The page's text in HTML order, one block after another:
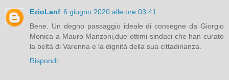
EzioLanf 6 giugno 2020 alle ore 03:41
Bene. Un degno passaggio ideale di consegne da Giorgio
Monica a Mauro Manzoni,due ottimi sindaci che han curato
la beltà di Varenna e la dignità della sua cittadinanza.
Rispondi